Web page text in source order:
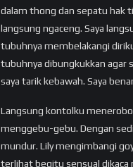
dalam thong dan sepatu hak
langsung ngaceng. Saya
tubuhnya membelakangi
tubuhnya dibungkukkan agar
saya tarik kebawah. Saya
Langsung kontolku
menggebu-gebu. Dengan
mundur. Lily mengimbangi
terlihat begitu sensual dikaca